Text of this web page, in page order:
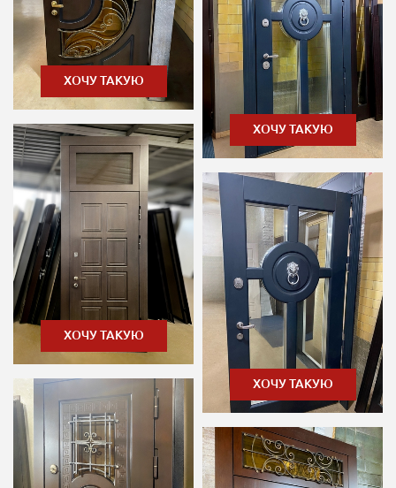
ХОЧУ ТАКУЮ
ХОЧУ ТАКУЮ
ХОЧУ ТАКУЮ
ХОЧУ ТАКУЮ